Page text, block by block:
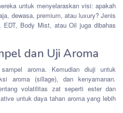
untuk menyelaraskan visi: apakah
dewasa, premium, atau luxury? Jenis
EDT, Body Mist, atau Oil juga dibahas
dan Uji Aroma
aroma. Kemudian diuji untuk
aroma (sillage), dan kenyamanan.
volatilitas zat seperti ester dan
untuk daya tahan aroma yang lebih